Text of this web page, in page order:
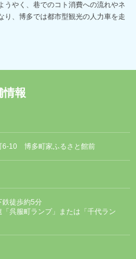
うやく、巷でのコト消費への流れやネ
り、博多では都市型観光の人力車を走
情報
6-10 博多町家ふるさと館前
鉄徒歩約5分
呉服町ランプ」または「千代ラン